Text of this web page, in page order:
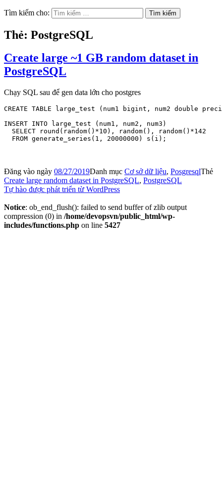
Tìm kiếm cho:
Thẻ: PostgreSQL
Create large ~1 GB random dataset in
PostgreSQL
Chạy SQL sau để gen data lớn cho postgres
CREATE TABLE large_test (num1 bigint, num2 double
INSERT INTO large_test (num1, num2, num3)
  SELECT round(random()*10), random(), random()*142
  FROM generate_series(1, 20000000) s(i);
Đăng vào ngày 08/27/2019Danh mục Cơ sở dữ liệu, PosgresqlThẻ
Create large random dataset in PostgreSQL, PostgreSQL
Tự hào được phát triển từ WordPress
Notice: ob_end_flush(): failed to send buffer of zlib output
compression (0) in /home/devopsvn/public_html/wp-
includes/functions.php on line 5427